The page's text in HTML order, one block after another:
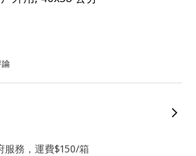
服務，運費$150/箱